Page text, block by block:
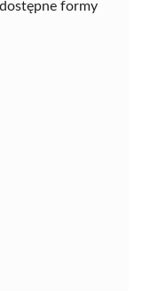
formy